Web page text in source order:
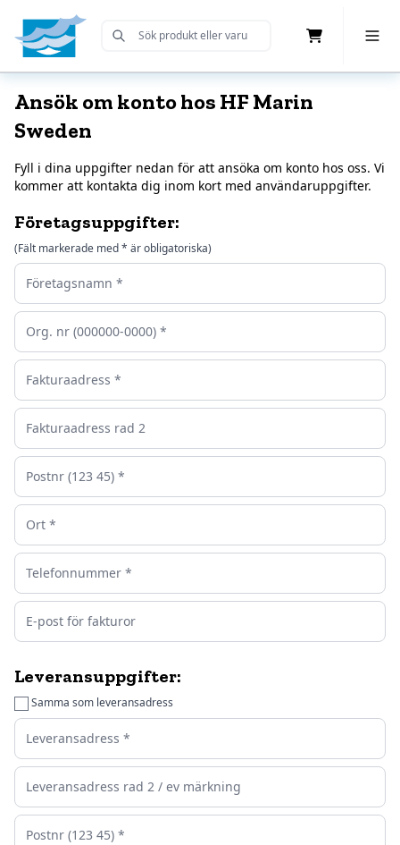
Home Submit Search
Ansök om konto hos HF Marin
Sweden
Fyll i dina uppgifter nedan för att ansöka om konto hos oss. Vi
kommer att kontakta dig inom kort med användaruppgifter.
Företagsuppgifter:
(Fält markerade med * är obligatoriska)
Leveransuppgifter:
Samma som leveransadress